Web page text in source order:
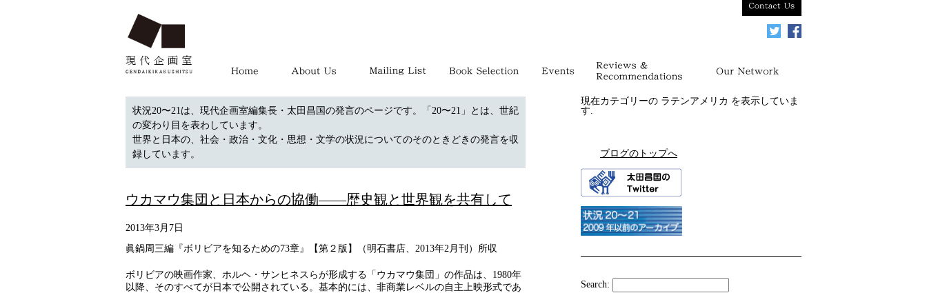
状況20〜21は、現代企画室編集長・太田昌国の発言のページです。「20〜21」とは、世紀
の変わり目を表わしています。
世界と日本の、社会・政治・文化・思想・文学の状況についてのそのときどきの発言を収
録しています。
ウカマウ集団と日本からの協働――歴史観と世界観を共有して
2013年3月7日
眞鍋周三編『ボリビアを知るための73章』【第２版】（明石書店、2013年2月刊）所収
ボリビアの映画作家、ホルヘ・サンヒネスらが形成する「ウカマウ集団」の作品は、1980年
以降、そのすべてが日本で公開されている。基本的には、非商業レベルの自主上映形式であ
現在カテゴリーの ラテンアメリカ を表示していま
す.
ブログのトップへ
Search: